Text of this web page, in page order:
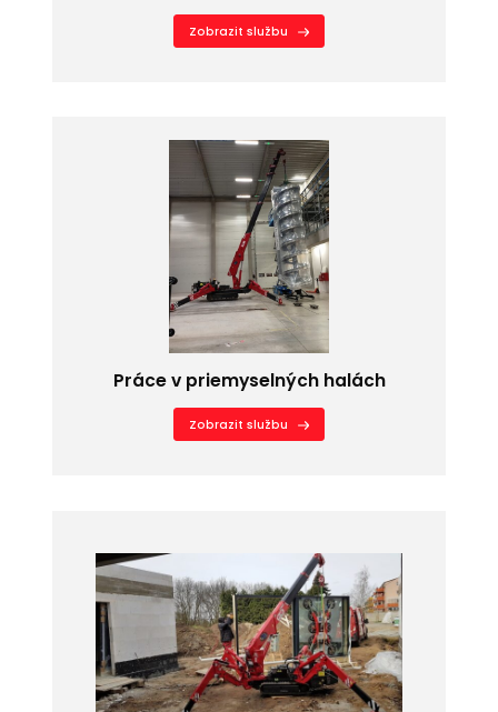
Zobrazit službu
Práce v priemyselných halách
Zobrazit službu